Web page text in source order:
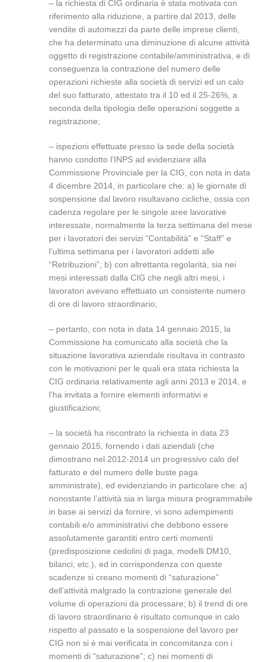
– la richiesta di CIG ordinaria è stata motivata con
riferimento alla riduzione, a partire dal 2013, delle
vendite di automezzi da parte delle imprese clienti,
che ha determinato una diminuzione di alcune attività
oggetto di registrazione contabile/amministrativa, e di
conseguenza la contrazione del numero delle
operazioni richieste alla società di servizi ed un calo
del suo fatturato, attestato tra il 10 ed il 25-26%, a
seconda della tipologia delle operazioni soggette a
registrazione;
– ispezioni effettuate presso la sede della società
hanno condotto l’INPS ad evidenziare alla
Commissione Provinciale per la CIG, con nota in data
4 dicembre 2014, in particolare che: a) le giornate di
sospensione dal lavoro risultavano cicliche, ossia con
cadenza regolare per le singole aree lavorative
interessate, normalmente la terza settimana del mese
per i lavoratori dei servizi “Contabilità” e “Staff” e
l’ultima settimana per i lavoratori addetti alle
“Retribuzioni”; b) con altrettanta regolarità, sia nei
mesi interessati dalla CIG che negli altri mesi, i
lavoratori avevano effettuato un consistente numero
di ore di lavoro straordinario;
– pertanto, con nota in data 14 gennaio 2015, la
Commissione ha comunicato alla società che la
situazione lavorativa aziendale risultava in contrasto
con le motivazioni per le quali era stata richiesta la
CIG ordinaria relativamente agli anni 2013 e 2014, e
l’ha invitata a fornire elementi informativi e
giustificazioni;
– la società ha riscontrato la richiesta in data 23
gennaio 2015, fornendo i dati aziendali (che
dimostrano nel 2012-2014 un progressivo calo del
fatturato e del numero delle buste paga
amministrate), ed evidenziando in particolare che: a)
nonostante l’attività sia in larga misura programmabile
in base ai servizi da fornire, vi sono adempimenti
contabili e/o amministrativi che debbono essere
assolutamente garantiti entro certi momenti
(predisposizione cedolini di paga, modelli DM10,
bilanci; etc.), ed in corrispondenza con queste
scadenze si creano momenti di “saturazione”
dell’attività malgrado la contrazione generale del
volume di operazioni da processare; b) il trend di ore
di lavoro straordinario è risultato comunque in calo
rispetto al passato e la sospensione del lavoro per
CIG non si è mai verificata in concomitanza con i
momenti di “saturazione”; c) nei momenti di